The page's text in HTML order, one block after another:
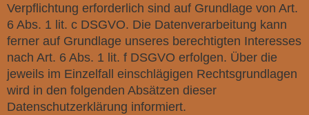
Verpflichtung erforderlich sind auf Grundlage von Art.
6 Abs. 1 lit. c DSGVO. Die Datenverarbeitung kann
ferner auf Grundlage unseres berechtigten Interesses
nach Art. 6 Abs. 1 lit. f DSGVO erfolgen. Über die
jeweils im Einzelfall einschlägigen Rechtsgrundlagen
wird in den folgenden Absätzen dieser
Datenschutzerklärung informiert.